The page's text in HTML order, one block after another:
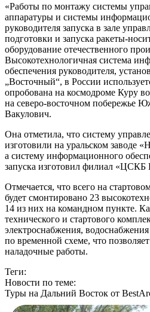
«Работы по монтажу системы
аппаратуры и системы
руководителя запуска в зале
подготовки и запуска ракеты-
оборудование отечественного
Высокотехнологичная система
обеспечения руководителя,
„Восточный“, в России
опробована на космодроме Куру
на северо-восточном побережье
Вакулович.
Она отметила, что систему
изготовили на уральском заводе
а систему информационного
запуска изготовил филиал
Отмечается, что всего на
будет смонтировано 23
14 из них на командном пункте.
технического и стартового
электроснабжения,
по временной схеме, что
наладочные работы.
Теги:
Новости по теме:
Туры на Дальний Восток от